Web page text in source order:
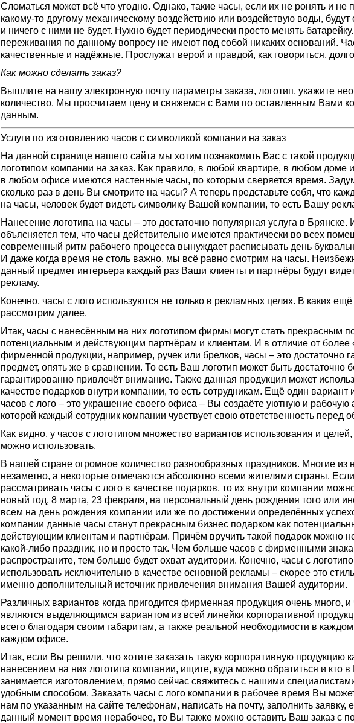
Сломаться может всё что угодно. Однако, такие часы, если их не ронять и не
какому-то другому механическому воздействию или воздействую воды, будут
и ничего с ними не будет. Нужно будет периодически просто менять
переживания по данному вопросу не имеют под собой никаких оснований.
качественные и надёжные. Прослужат верой и правдой, как говориться,
Как можно сделать заказ?
Вышлите на нашу электронную почту параметры заказа, логотип, укажите
количество. Мы просчитаем цену и свяжемся с Вами по оставленным Вами
данным.
Услуги по изготовлению часов с символикой компании на заказ
На данной странице нашего сайта мы хотим познакомить Вас с такой
логотипом компании на заказ. Как правило, в любой квартире, в любом доме
в любом офисе имеются настенные часы, по которым сверяется время.
сколько раз в день Вы смотрите на часы? А теперь представьте себя, что
на часы, человек будет видеть символику Вашей компании, то есть Вашу
Нанесение логотипа на часы – это достаточно популярная услуга в Брянске.
объясняется тем, что часы действительно имеются практически во всех
современный ритм рабочего процесса вынуждает расписывать день
И даже когда время не столь важно, мы всё равно смотрим на часы.
данный предмет интерьера каждый раз Ваши клиенты и партнёры будут
рекламу.
Конечно, часы с лого используются не только в рекламных целях. В каких
рассмотрим далее.
Итак, часы с нанесённым на них логотипом фирмы могут стать прекрасным
потенциальным и действующим партнёрам и клиентам. И в отличие от более
фирменной продукции, например, ручек или брелков, часы – это достаточно
предмет, опять же в сравнении. То есть Ваш логотип может быть достаточно
гарантированно привлечёт внимание. Также данная продукция может
качестве подарков внутри компании, то есть сотрудникам. Ещё один вариант
часов с лого – это украшение своего офиса – Вы создаёте уютную и рабочую
которой каждый сотрудник компании чувствует свою ответственность перед
Как видно, у часов с логотипом множество вариантов использования и
можно использовать.
В нашей стране огромное количество разнообразных праздников. Многие из
незаметно, а некоторые отмечаются абсолютно всеми жителями страны. Если
рассматривать часы с лого в качестве подарков, то их внутри компании
новый год, 8 марта, 23 февраля, на персональный день рождения того или
всем на день рождения компании или же по достижении определённых
компании данные часы станут прекрасным бизнес подарком как
действующим клиентам и партнёрам. Причём вручить такой подарок можно
какой-либо праздник, но и просто так. Чем больше часов с фирменными
распространите, тем больше будет охват аудитории. Конечно, часы с
использовать исключительно в качестве основной рекламы – скорее это
именно дополнительный источник привлечения внимания Вашей аудитории.
Различных вариантов когда пригодится фирменная продукция очень много,
являются выделяющимся вариантом из всей линейки корпоративной
всего благодаря своим габаритам, а также реальной необходимости в
каждом офисе.
Итак, если Вы решили, что хотите заказать такую корпоративную продукцию
нанесением на них логотипа компании, ищите, куда можно обратиться и кто в
занимается изготовлением, прямо сейчас свяжитесь с нашими
удобным способом. Заказать часы с лого компании в рабочее время Вы
нам по указанным на сайте телефонам, написать на почту, заполнить заявку,
данный момент время нерабочее, то Вы также можно оставить Ваш заказ с